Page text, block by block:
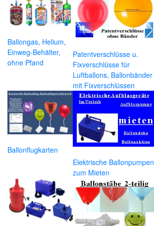
Ballongas, Helium,
Einweg-Behälter,
ohne Pfand
Patentverschlüsse u.
Fixverschlüsse für
Luftballons, Ballonbänder
mit Fixverschlüssen
Ballonflugkarten
Elektrische Ballonpumpen
zum Mieten